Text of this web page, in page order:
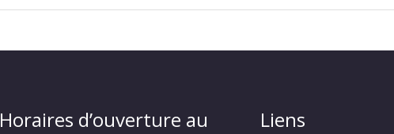
Horaires d’ouverture au
Liens